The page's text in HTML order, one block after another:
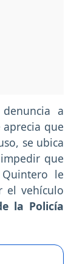
a
aprecia que
se ubica
que
le
el vehículo
la Policía